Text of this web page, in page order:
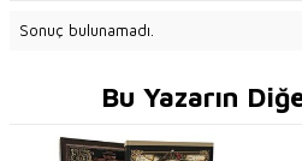
Sonuç bulunamadı.
Bu Yazarın